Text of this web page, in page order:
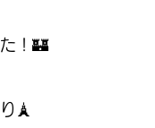
！🏰
🗼